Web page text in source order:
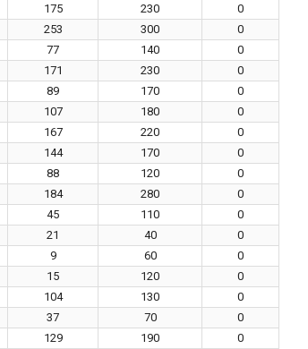
175 230
0
253 300
0
77 140
0
171 230
0
89 170
0
107 180
0
167 220
0
144 170
0
88 120
0
184 280
0
45 110
0
21 40
0
9 60
0
15 120
0
104 130
0
37 70
0
129 190
0